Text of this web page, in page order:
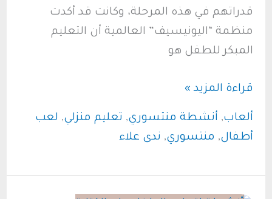
قدراتهم في هذه المرحلة، وكانت قد أكدت
منظمة “اليونيسيف” العالمية أن التعليم
المبكر للطفل هو
كيفية
تنفيذ
أنشطة
قراءة المزيد »
ألعاب, أنشطة منتسوري, تعليم منزلي, لعب
أطفال, منتسوري, ندى علاء